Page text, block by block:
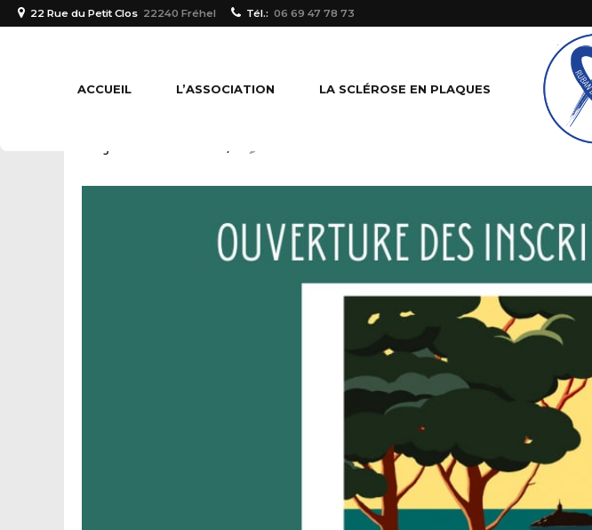
22 Rue du Petit Clos 22240 Fréhel Tél.: 06 69 47 78 73
ACCUEIL L’ASSOCIATION LA SCLÉROSE EN PLAQUES
ÉVÉNEMENTS
Triathlon Sables